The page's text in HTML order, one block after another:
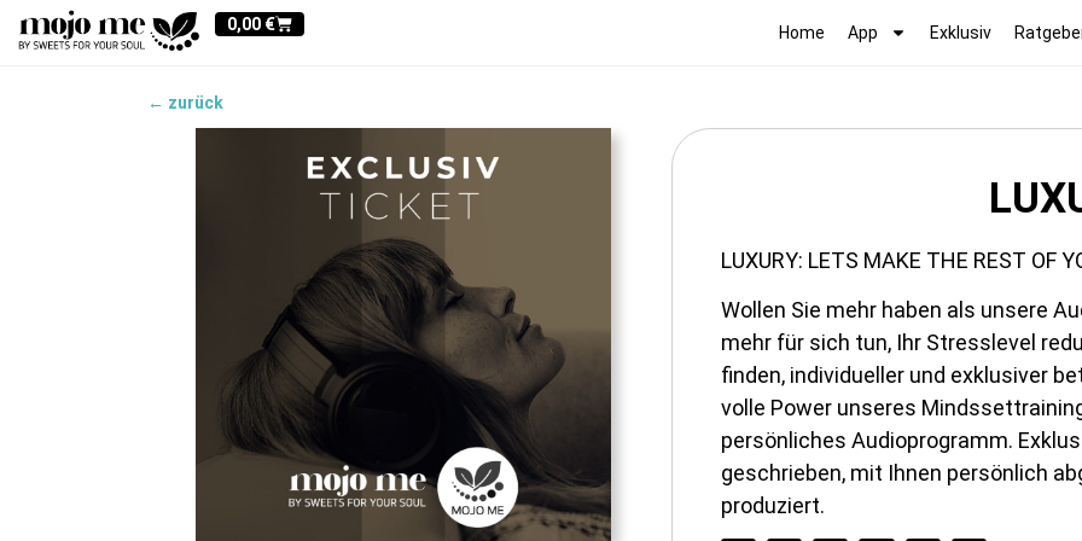
0,00 € Home App Exklusiv
← zurück
LUXURY: LETS MAKE THE REST OF
Wollen Sie mehr haben als unsere
mehr für sich tun, Ihr Stresslevel
finden, individueller und exklusiver
volle Power unseres
persönliches Audioprogramm.
geschrieben, mit Ihnen persönlich
produziert.